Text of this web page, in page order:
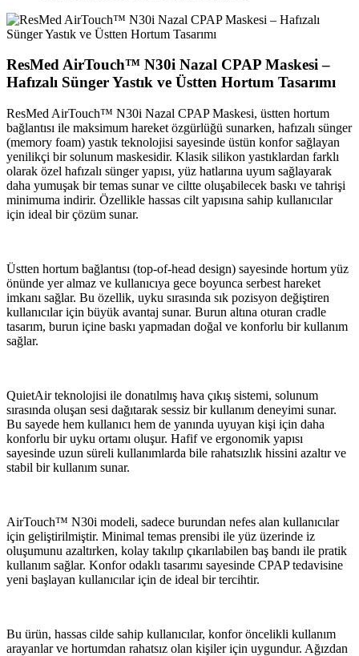
ResMed AirTouch™ N30i Nazal CPAP Maskesi –
Hafızalı Sünger Yastık ve Üstten Hortum Tasarımı
ResMed AirTouch™ N30i Nazal CPAP Maskesi, üstten hortum
bağlantısı ile maksimum hareket özgürlüğü sunarken, hafızalı sünger
(memory foam) yastık teknolojisi sayesinde üstün konfor sağlayan
yenilikçi bir solunum maskesidir. Klasik silikon yastıklardan farklı
olarak özel hafızalı sünger yapısı, yüz hatlarına uyum sağlayarak
daha yumuşak bir temas sunar ve ciltte oluşabilecek baskı ve tahrişi
minimuma indirir. Özellikle hassas cilt yapısına sahip kullanıcılar
için ideal bir çözüm sunar.
Üstten hortum bağlantısı (top-of-head design) sayesinde hortum yüz
önünde yer almaz ve kullanıcıya gece boyunca serbest hareket
imkanı sağlar. Bu özellik, uyku sırasında sık pozisyon değiştiren
kullanıcılar için büyük avantaj sunar. Burun altına oturan cradle
tasarım, burun içine baskı yapmadan doğal ve konforlu bir kullanım
sağlar.
QuietAir teknolojisi ile donatılmış hava çıkış sistemi, solunum
sırasında oluşan sesi dağıtarak sessiz bir kullanım deneyimi sunar.
Bu sayede hem kullanıcı hem de yanında uyuyan kişi için daha
konforlu bir uyku ortamı oluşur. Hafif ve ergonomik yapısı
sayesinde uzun süreli kullanımlarda bile rahatsızlık hissini azaltır ve
stabil bir kullanım sunar.
AirTouch™ N30i modeli, sadece burundan nefes alan kullanıcılar
için geliştirilmiştir. Minimal temas prensibi ile yüz üzerinde iz
oluşumunu azaltırken, kolay takılıp çıkarılabilen baş bandı ile pratik
kullanım sağlar. Konfor odaklı tasarımı sayesinde CPAP tedavisine
yeni başlayan kullanıcılar için de ideal bir tercihtir.
Bu ürün, hassas cilde sahip kullanıcılar, konfor öncelikli kullanım
arayanlar ve hortumdan rahatsız olan kişiler için uygundur. Ağızdan